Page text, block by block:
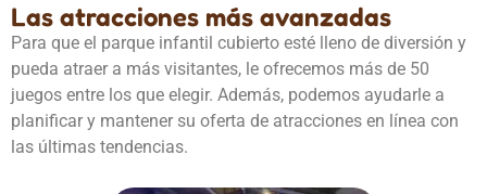
Las atracciones más avanzadas
Para que el parque infantil cubierto esté lleno de diversión y
pueda atraer a más visitantes, le ofrecemos más de 50
juegos entre los que elegir. Además, podemos ayudarle a
planificar y mantener su oferta de atracciones en línea con
las últimas tendencias.